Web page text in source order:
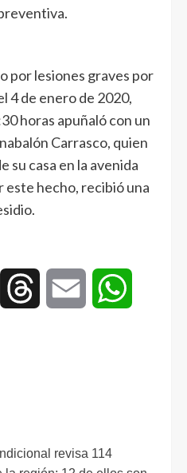
por lesiones graves por
4 de enero de 2020,
horas apuñaló con un
Carrasco, quien
su casa en la avenida
este hecho, recibió una
Gmail Threads Email
revisa 114